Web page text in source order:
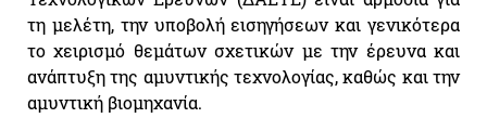
τη μελέτη, την υποβολή εισηγήσεων και γενικότερα
το χειρισμό θεμάτων σχετικών με την έρευνα και
ανάπτυξη της αμυντικής τεχνολογίας, καθώς και την
αμυντική βιομηχανία.